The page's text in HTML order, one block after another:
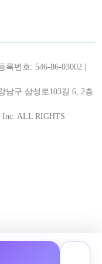
번호: 546-86-03002 |
남구 삼성로103길 6, 2층
Inc. ALL RIGHTS